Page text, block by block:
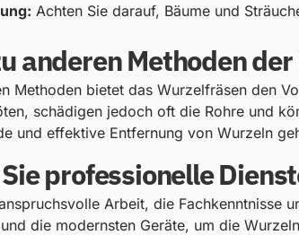
Achten Sie darauf, Bäume und
anderen Methoden
Methoden bietet das Wurzelfräsen den
schädigen jedoch oft die Rohre und
und effektive Entfernung von Wurzeln
professionelle
Arbeit, die
die modernsten Geräte, um die